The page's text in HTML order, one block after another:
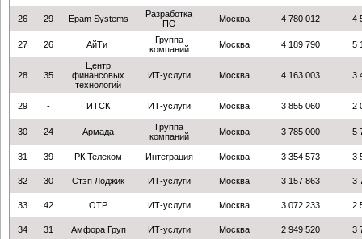
26 29 Epam Systems
Разработка
ПО
Москва 4 780 012 4
27 26 АйТи
Группа
компаний
Москва 4 189 790 5
28 35
Центр
финансовых
технологий
ИТ-услуги Москва 4 163 003 3
29 - ИТСК ИТ-услуги Москва 3 855 060 2
30 24 Армада
Группа
компаний
Москва 3 785 000 5
31 39 РК Телеком Интеграция Москва 3 354 573 3
32 30 Стэп Лоджик ИТ-услуги Москва 3 157 863 3
33 42 ОТР ИТ-услуги Москва 3 072 233 2
34 31 Амфора Груп ИТ-услуги Москва 2 949 520 3